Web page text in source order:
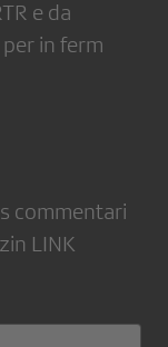
e da
in ferm
commentari
LINK